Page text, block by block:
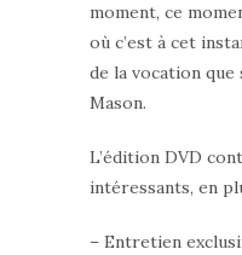
moment, ce
où c’est à cet
de la vocation que
Mason.
L’édition DVD
intéressants, en
– Entretien